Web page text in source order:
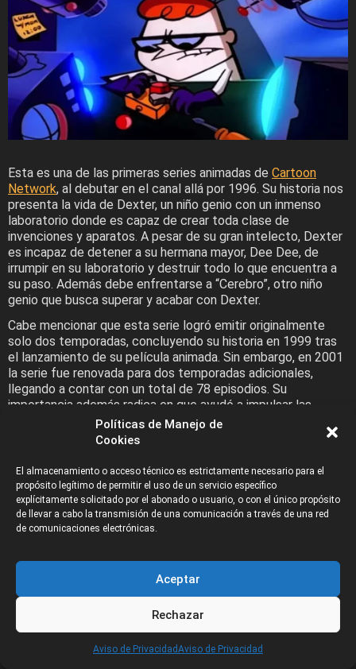
Políticas de Manejo de
Cookies
El almacenamiento o acceso técnico es estrictamente necesario para el
propósito legítimo de permitir el uso de un servicio específico
explícitamente solicitado por el abonado o usuario, o con el único propósito
de llevar a cabo la transmisión de una comunicación a través de una red
de comunicaciones electrónicas.
Aceptar
Rechazar
Aviso de PrivacidadAviso de Privacidad
Esta es una de las primeras series animadas de Cartoon
Network, al debutar en el canal allá por 1996. Su historia nos
presenta la vida de Dexter, un niño genio con un inmenso
laboratorio donde es capaz de crear toda clase de
invenciones y aparatos. A pesar de su gran intelecto, Dexter
es incapaz de detener a su hermana mayor, Dee Dee, de
irrumpir en su laboratorio y destruir todo lo que encuentra a
su paso. Además debe enfrentarse a “Cerebro”, otro niño
genio que busca superar y acabar con Dexter.
Cabe mencionar que esta serie logró emitir originalmente
solo dos temporadas, concluyendo su historia en 1999 tras
el lanzamiento de su película animada. Sin embargo, en 2001
la serie fue renovada para dos temporadas adicionales,
llegando a contar con un total de 78 episodios. Su
importancia además radica en que ayudó a impulsar las
carreras de otros artistas reconocidos, tales como Craig
McCracken, Butch Hartman y Seth McFarlane.